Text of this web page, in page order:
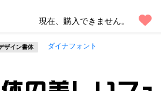
現在、購入できません。
ザイン書体 ダイナフォント